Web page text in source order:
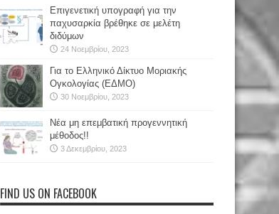
Επιγενετική υπογραφή για την
παχυσαρκία βρέθηκε σε μελέτη
διδύμων
24 Νοεμβρίου, 2023
Για το Ελληνικό Δίκτυο Μοριακής
Ογκολογίας (ΕΔΜΟ)
30 Νοεμβρίου, 2023
Νέα μη επεμβατική προγεννητική
μέθοδος!!
3 Δεκεμβρίου, 2023
FIND US ON FACEBOOK